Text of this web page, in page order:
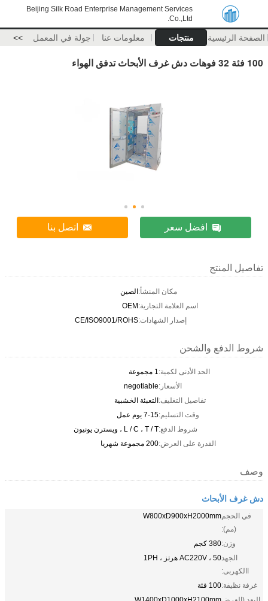
Beijing Silk Road Enterprise Management Services
Co.,Ltd.
الصفحة الرئيسية منتجات معلومات عنا جولة في المعمل >>
100 فئة 32 فوهات دش غرف الأبحاث تدفق الهواء
افضل سعر اتصل بنا
تفاصيل المنتج
مكان المنشأ:الصين
اسم العلامة التجارية:OEM
إصدار الشهادات:CE/ISO9001/ROHS
شروط الدفع والشحن
الحد الأدنى لكمية:1 مجموعة
الأسعار:negotiable
تفاصيل التغليف:التعبئة الخشبية
وقت التسليم:7-15 يوم عمل
شروط الدفع:L / C ، T / T ، ويسترن يونيون
القدرة على العرض:200 مجموعة شهريا
وصف
دش غرف الأبحاث
في الحجم
(مم):
W800xD900xH2000mm
وزن:380 كجم
الجهد
االكهربى:
AC220V ، 50 هرتز ، 1PH
غرفة نظيفة:100 فئة